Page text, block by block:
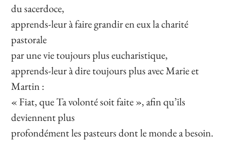
du sacerdoce,
apprends-leur à faire grandir en eux la charité
pastorale
par une vie toujours plus eucharistique,
apprends-leur à dire toujours plus avec Marie et
Martin :
« Fiat, que Ta volonté soit faite », afin qu’ils
deviennent plus
profondément les pasteurs dont le monde a besoin.